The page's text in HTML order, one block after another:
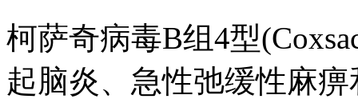
柯萨奇病毒B组4型
起脑炎、急性弛缓性麻